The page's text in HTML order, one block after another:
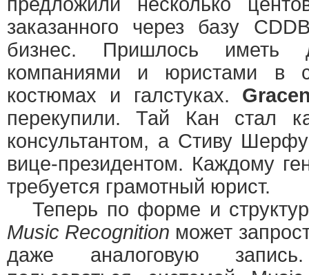
заказанного через базу
бизнес. Пришлось иметь
компаниями и юристами в
костюмах и галстуках.
перекупили. Тай Кан стал
консультантом, а Стиву
вице-президентом. Каждому
требуется грамотный юрист.
Теперь по форме и
Music Recognition может
даже аналоговую